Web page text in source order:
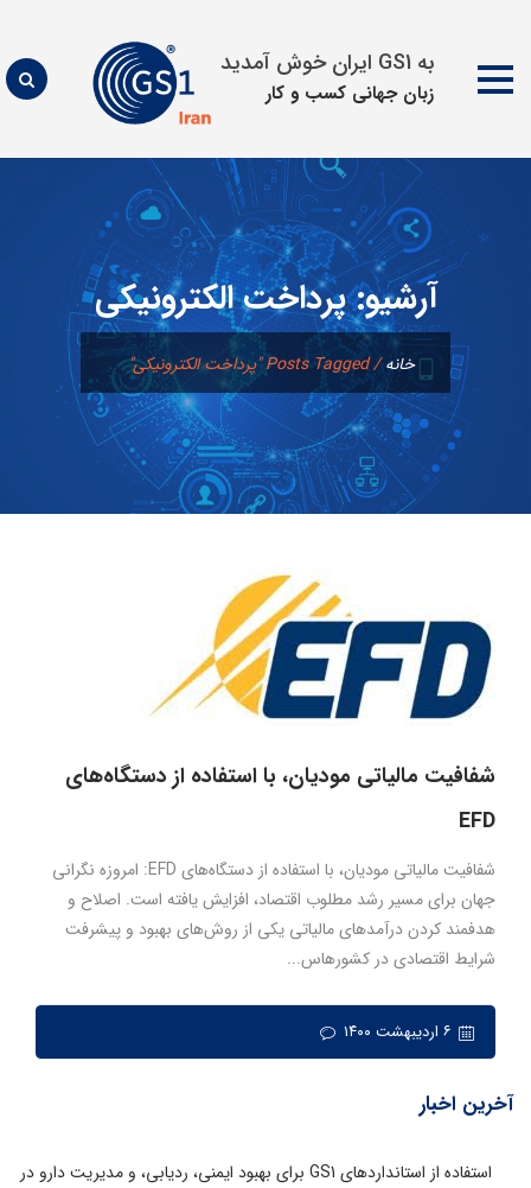
به GS1 ایران خوش آمدید
زبان جهانی كسب و كار
محتوا
آرشیو:پرداخت الکترونیکی
خانه/Posts Tagged "پرداخت الکترونیکی"
شفافیت مالیاتی مودیان، با استفاده از دستگاه‌های
EFD
شفافیت مالیاتی مودیان، با استفاده از دستگاه‌های EFD: امروزه نگرانی
جهان برای مسیر رشد مطلوب اقتصاد، افزایش یافته است. اصلاح و
هدفمند کردن درآمدهای مالیاتی یکی از روش‌های بهبود و پیشرفت
شرایط اقتصادی در کشورهاس...
آخرین اخبار
استفاده از استانداردهای GS1 برای بهبود ایمنی، ردیابی، و مدیریت دارو در